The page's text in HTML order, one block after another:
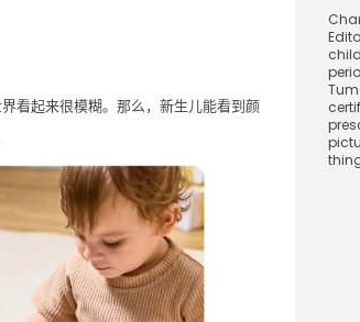
看起来很模糊。那么，新生儿能看到颜